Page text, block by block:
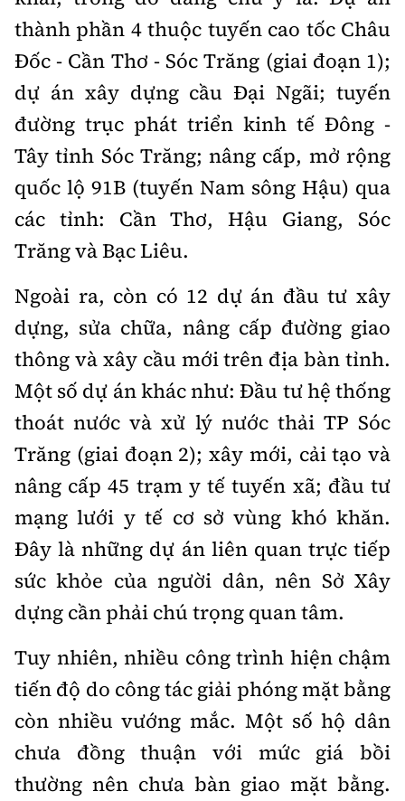
Hotline:
0901 514 799
Quảng cáo và Phát hành:
0915 057 282
Email: bandoc@baoxaydung.vn
Cấm sao chép dưới mọi hình thức nếu không có sự
chấp thuận bằng văn bản.
thành phần 4 thuộc tuyến cao tốc Châu
Đốc - Cần Thơ - Sóc Trăng (giai đoạn 1);
dự án xây dựng cầu Đại Ngãi; tuyến
đường trục phát triển kinh tế Đông -
Tây tỉnh Sóc Trăng; nâng cấp, mở rộng
quốc lộ 91B (tuyến Nam sông Hậu) qua
các tỉnh: Cần Thơ, Hậu Giang, Sóc
Trăng và Bạc Liêu.
Ngoài ra, còn có 12 dự án đầu tư xây
dựng, sửa chữa, nâng cấp đường giao
thông và xây cầu mới trên địa bàn tỉnh.
Một số dự án khác như: Đầu tư hệ thống
thoát nước và xử lý nước thải TP Sóc
Trăng (giai đoạn 2); xây mới, cải tạo và
nâng cấp 45 trạm y tế tuyến xã; đầu tư
mạng lưới y tế cơ sở vùng khó khăn.
Đây là những dự án liên quan trực tiếp
sức khỏe của người dân, nên Sở Xây
dựng cần phải chú trọng quan tâm.
Tuy nhiên, nhiều công trình hiện chậm
tiến độ do công tác giải phóng mặt bằng
còn nhiều vướng mắc. Một số hộ dân
chưa đồng thuận với mức giá bồi
thường nên chưa bàn giao mặt bằng.